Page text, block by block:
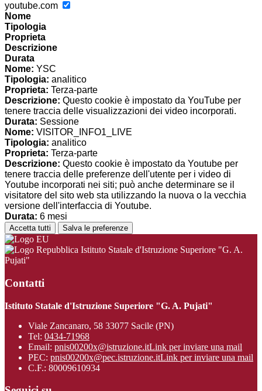
youtube.com
Nome
Tipologia
Proprieta
Descrizione
Durata
Nome: YSC
Tipologia: analitico
Proprieta: Terza-parte
Descrizione: Questo cookie è impostato da YouTube per
tenere traccia delle visualizzazioni dei video incorporati.
Durata: Sessione
Nome: VISITOR_INFO1_LIVE
Tipologia: analitico
Proprieta: Terza-parte
Descrizione: Questo cookie è impostato da Youtube per
tenere traccia delle preferenze dell'utente per i video di
Youtube incorporati nei siti; può anche determinare se il
visitatore del sito web sta utilizzando la nuova o la vecchia
versione dell'interfaccia di Youtube.
Durata: 6 mesi
Accetta tutti Salva le preferenze
Istituto Statale d'Istruzione Superiore "G. A.
Pujati"
Contatti
Istituto Statale d'Istruzione Superiore "G. A. Pujati"
Viale Zancanaro, 58 33077 Sacile (PN)
Tel: 0434-71968
Email: pnis00200x@istruzione.itLink per inviare una mail
PEC: pnis00200x@pec.istruzione.itLink per inviare una mail
C.F.: 80009610934